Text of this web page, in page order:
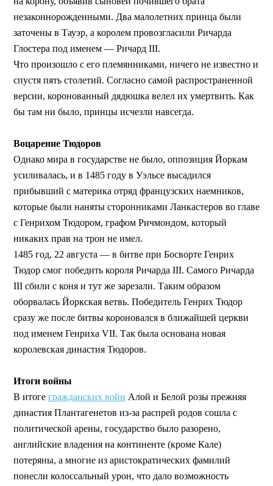
незаконнорожденными. Два малолетних принца были
заточены в Тауэр, а королем провозгласили Ричарда
Глостера под именем — Ричард III.
Что произошло с его племянниками, ничего не известно и
спустя пять столетий. Согласно самой распространенной
версии, коронованный дядюшка велел их умертвить. Как
бы там ни было, принцы исчезли навсегда.
Воцарение Тюдоров
Однако мира в государстве не было, оппозиция Йоркам
усиливалась, и в 1485 году в Уэльсе высадился
прибывший с материка отряд французских наемников,
которые были наняты сторонниками Ланкастеров во главе
с Генрихом Тюдором, графом Ричмондом, который
никаких прав на трон не имел.
1485 год, 22 августа — в битве при Босворте Генрих
Тюдор смог победить короля Ричарда III. Самого Ричарда
III сбили с коня и тут же зарезали. Таким образом
оборвалась Йоркская ветвь. Победитель Генрих Тюдор
сразу же после битвы короновался в ближайшей церкви
под именем Генриха VII. Так была основана новая
королевская династия Тюдоров.
Итоги войны
В итоге гражданских войн Алой и Белой розы прежняя
династия Плантагенетов из-за распрей родов сошла с
политической арены, государство было разорено,
английские владения на континенте (кроме Кале)
потеряны, а многие из аристократических фамилий
понесли колоссальный урон, что дало возможность